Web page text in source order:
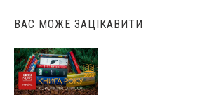
ВАС МОЖЕ ЗАЦІКАВИТИ